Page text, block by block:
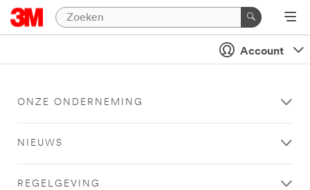
Account
ONZE ONDERNEMING
NIEUWS
REGELGEVING